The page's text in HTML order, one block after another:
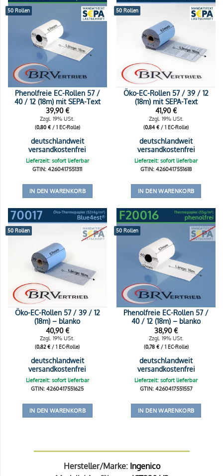
50 Rollen
Phenolfreie EC-Rollen 57 /
40 / 12 (18m) mit SEPA-Text
39,90€
Zzgl. 19% USt.
(0,80 €/ 1 EC-Rolle)
deutschlandweit
versandkostenfrei
Lieferzeit: sofort lieferbar
GTIN: 4260417551311
IN DEN WARENKORB
50 Rollen
Öko-EC-Rollen 57 / 39 / 12
(18m) mit SEPA-Text
41,90€
Zzgl. 19% USt.
(0,84€ / 1 EC-Rolle)
deutschlandweit
versandkostenfrei
Lieferzeit: sofort lieferbar
GTIN: 4260417551618
IN DEN WARENKORB
50 Rollen
Öko-EC-Rollen 57 / 39 / 12
(18m) – blanko
40,90€
Zzgl. 19% USt.
(0,82€ / 1 EC-Rolle)
deutschlandweit
versandkostenfrei
Lieferzeit: sofort lieferbar
GTIN: 4260417551625
IN DEN WARENKORB
50 Rollen
Phenolfreie EC-Rollen 57 /
40 / 12 (18m) – blanko
38,90€
Zzgl. 19% USt.
(0,78 €/ 1 EC-Rolle)
deutschlandweit
versandkostenfrei
Lieferzeit: sofort lieferbar
GTIN: 4260417551557
IN DEN WARENKORB
Hersteller/Marke: Ingenico